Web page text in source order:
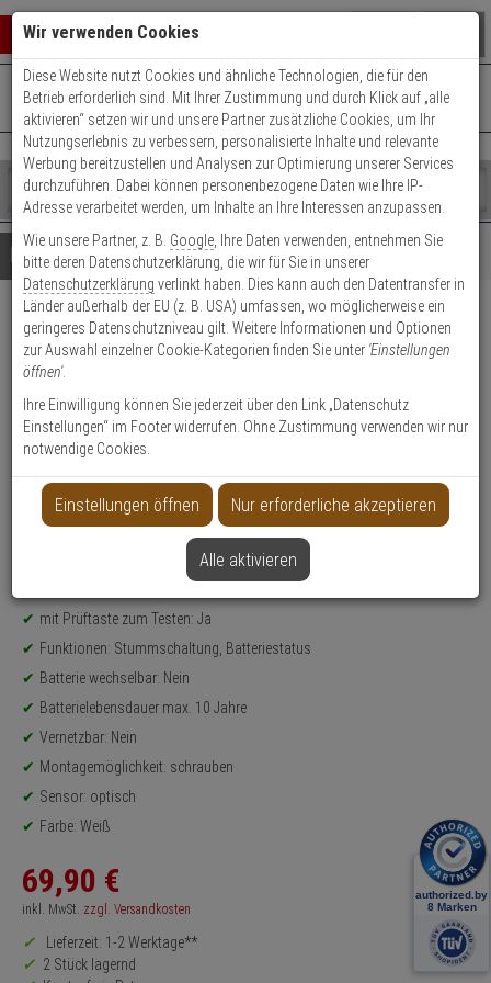
Warenkorb schließen
0 ARTIKEL IM WARENKORB
Ihr Warenkorb ist momentan leer.
Ergebnisse ()
Fertig
Shop
durchsuchen
Bitte
geben
Sie
mindestens
Zeichen
ein,
um
Suche
Es
wurde
noch
Kategorien
Suche
gestartet
+49 (0)821 899 493-0Mo. - Do.: 8:00 - 16:30 | Fr.: 8:00 - 14:00 Uhr
Kontaktservice nutzen
Details Beratung
3er ABUS 10 Jahres
Rauchmelder GRWM30500Q
Produktmerkmale
Datenblatt drucken
Produktinformationen
RAUCHMELDER-SET - Modell: GRWM30500Q
mit Prüftaste zum Testen: Ja
Funktionen: Stummschaltung, Batteriestatus
Batterie wechselbar: Nein
Batterielebensdauer max. 10 Jahre
Vernetzbar: Nein
Montagemöglichkeit: schrauben
Sensor: optisch
Farbe: Weiß
69,90 €
inkl. MwSt. zzgl. Versandkosten
Lieferzeit: 1-2 Werktage**
2 Stück lagernd
Wir verwenden Cookies
Diese Website nutzt Cookies und ähnliche Technologien, die für den
Betrieb erforderlich sind. Mit Ihrer Zustimmung und durch Klick auf „alle
aktivieren“ setzen wir und unsere Partner zusätzliche Cookies, um Ihr
Nutzungserlebnis zu verbessern, personalisierte Inhalte und relevante
Werbung bereitzustellen und Analysen zur Optimierung unserer Services
durchzuführen. Dabei können personenbezogene Daten wie Ihre IP-
Adresse verarbeitet werden, um Inhalte an Ihre Interessen anzupassen.
Wie unsere Partner, z. B. Google , Ihre Daten verwenden, entnehmen Sie
bitte deren Datenschutzerklärung, die wir für Sie in unserer
Datenschutzerklärung verlinkt haben. Dies kann auch den Datentransfer in
Länder außerhalb der EU (z. B. USA) umfassen, wo möglicherweise ein
geringeres Datenschutzniveau gilt. Weitere Informationen und Optionen
zur Auswahl einzelner Cookie-Kategorien finden Sie unter 'Einstellungen
öffnen'.
Ihre Einwilligung können Sie jederzeit über den Link „Datenschutz
Einstellungen“ im Footer widerrufen. Ohne Zustimmung verwenden wir nur
notwendige Cookies.
Einstellungen öffnen Nur erforderliche akzeptieren
Alle aktivieren